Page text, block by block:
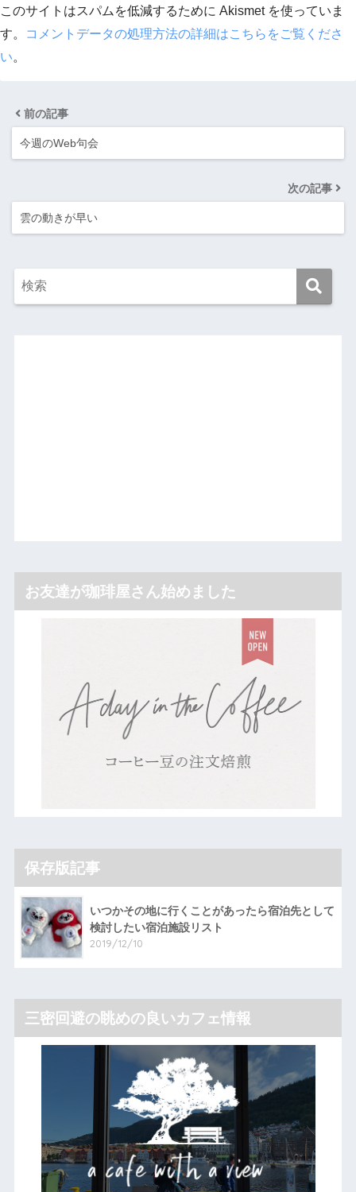
このサイトはスパムを低減するために Akismet を使っていま
す。
コメントデータの処理方法の詳細はこちらをご覧くださ
い。
前の記事
今週のWeb句会
次の記事
雲の動きが早い
お友達が珈琲屋さん始めました
保存版記事
いつかその地に行くことがあったら宿泊先として
検討したい宿泊施設リスト
2019/12/10
三密回避の眺めの良いカフェ情報